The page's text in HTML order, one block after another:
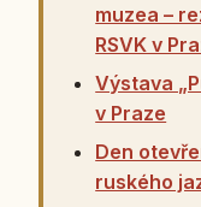
muzea –
RSVK v
Výstava
v Praze
Den
ruského